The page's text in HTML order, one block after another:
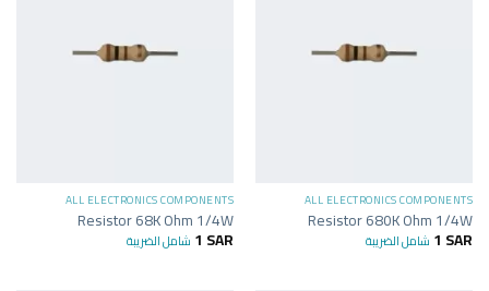
ALL ELECTRONICS COMPONENTS
Resistor 680K Ohm 1/4W
1 SAR شامل الضريبة
ALL ELECTRONICS COMPONENTS
Resistor 68K Ohm 1/4W
1 SAR شامل الضريبة